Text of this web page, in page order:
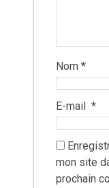
Nom *
E-mail *
mon site
prochain